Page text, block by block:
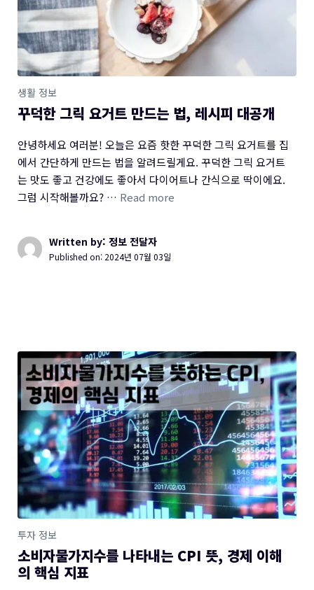
생활 정보
꾸덕한 그릭 요거트 만드는 법, 레시피 대공개
안녕하세요 여러분! 오늘은 요즘 핫한 꾸덕한 그릭 요거트를 집
에서 간단하게 만드는 법을 알려드릴게요. 꾸덕한 그릭 요거트
는 맛도 좋고 건강에도 좋아서 다이어트나 간식으로 딱이에요.
그럼 시작해볼까요? … Read more
Written by: 정보 전달자
Published on: 2024년 07월 03일
투자 정보
소비자물가지수를 나타내는 CPI 뜻, 경제 이해
의 핵심 지표